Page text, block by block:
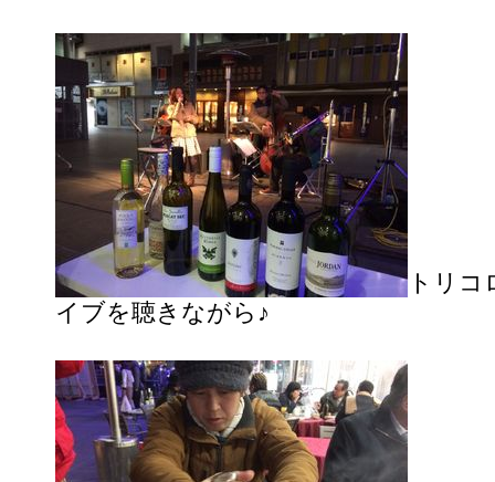
トリ
イブを聴きながら♪